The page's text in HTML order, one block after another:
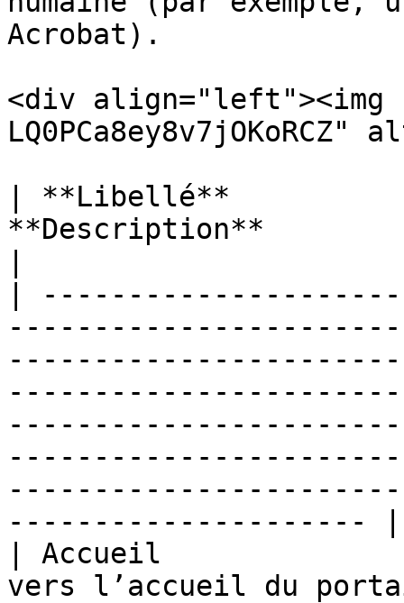
Acrobat).
<div
| **Libellé**
**Description**
|
--------------------- |
| Accueil
vers l’accueil du